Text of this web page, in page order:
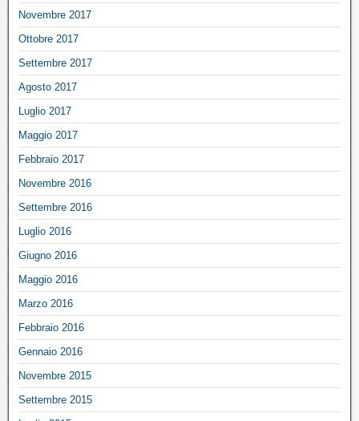
Novembre 2017
Ottobre 2017
Settembre 2017
Agosto 2017
Luglio 2017
Maggio 2017
Febbraio 2017
Novembre 2016
Settembre 2016
Luglio 2016
Giugno 2016
Maggio 2016
Marzo 2016
Febbraio 2016
Gennaio 2016
Novembre 2015
Settembre 2015